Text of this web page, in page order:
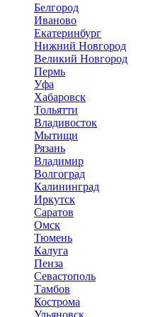
Белгород
Иваново
Екатеринбург
Нижний Новгород
Великий Новгород
Пермь
Уфа
Хабаровск
Тольятти
Владивосток
Мытищи
Рязань
Владимир
Волгоград
Калининград
Иркутск
Саратов
Омск
Тюмень
Калуга
Пенза
Севастополь
Тамбов
Кострома
Ульяновск